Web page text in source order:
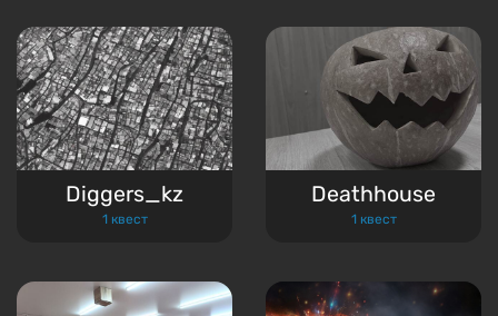
Diggers_kz
1 квест
Deathhouse
1 квест